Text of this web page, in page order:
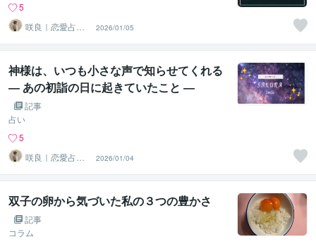
5
咲良｜恋愛占い
心導師
2026/01/05
神様は、いつも小さな声で知らせてくれる
― あの初詣の日に起きていたこと ―
記事
占い
5
咲良｜恋愛占い
心導師
2026/01/04
双子の卵から気づいた私の３つの豊かさ
記事
コラム